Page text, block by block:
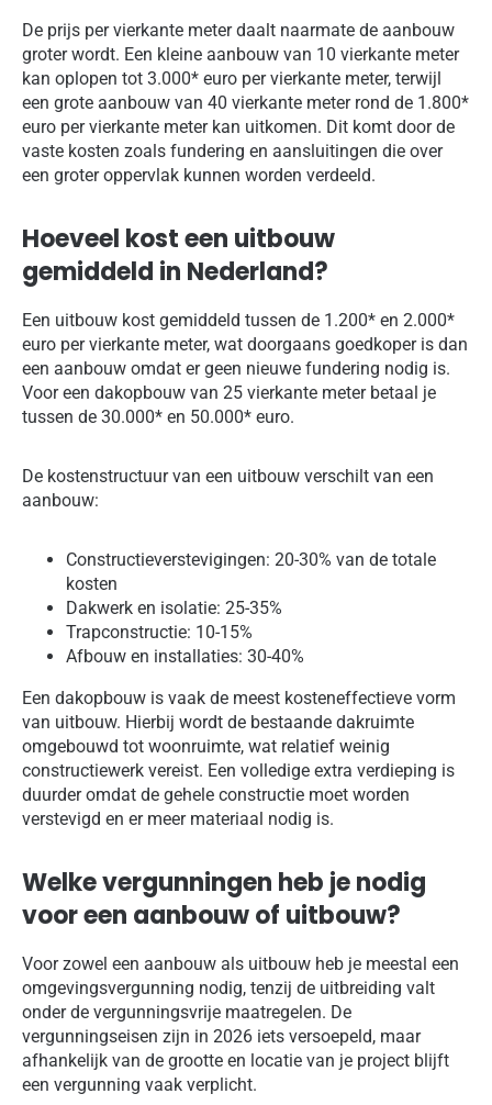
De prijs per vierkante meter daalt naarmate de aanbouw
groter wordt. Een kleine aanbouw van 10 vierkante meter
kan oplopen tot 3.000* euro per vierkante meter, terwijl
een grote aanbouw van 40 vierkante meter rond de 1.800*
euro per vierkante meter kan uitkomen. Dit komt door de
vaste kosten zoals fundering en aansluitingen die over
een groter oppervlak kunnen worden verdeeld.
Hoeveel kost een uitbouw
gemiddeld in Nederland?
Een uitbouw kost gemiddeld tussen de 1.200* en 2.000*
euro per vierkante meter, wat doorgaans goedkoper is dan
een aanbouw omdat er geen nieuwe fundering nodig is.
Voor een dakopbouw van 25 vierkante meter betaal je
tussen de 30.000* en 50.000* euro.
De kostenstructuur van een uitbouw verschilt van een
aanbouw:
Constructieverstevigingen: 20-30% van de totale
kosten
Dakwerk en isolatie: 25-35%
Trapconstructie: 10-15%
Afbouw en installaties: 30-40%
Een dakopbouw is vaak de meest kosteneffectieve vorm
van uitbouw. Hierbij wordt de bestaande dakruimte
omgebouwd tot woonruimte, wat relatief weinig
constructiewerk vereist. Een volledige extra verdieping is
duurder omdat de gehele constructie moet worden
verstevigd en er meer materiaal nodig is.
Welke vergunningen heb je nodig
voor een aanbouw of uitbouw?
Voor zowel een aanbouw als uitbouw heb je meestal een
omgevingsvergunning nodig, tenzij de uitbreiding valt
onder de vergunningsvrije maatregelen. De
vergunningseisen zijn in 2026 iets versoepeld, maar
afhankelijk van de grootte en locatie van je project blijft
een vergunning vaak verplicht.